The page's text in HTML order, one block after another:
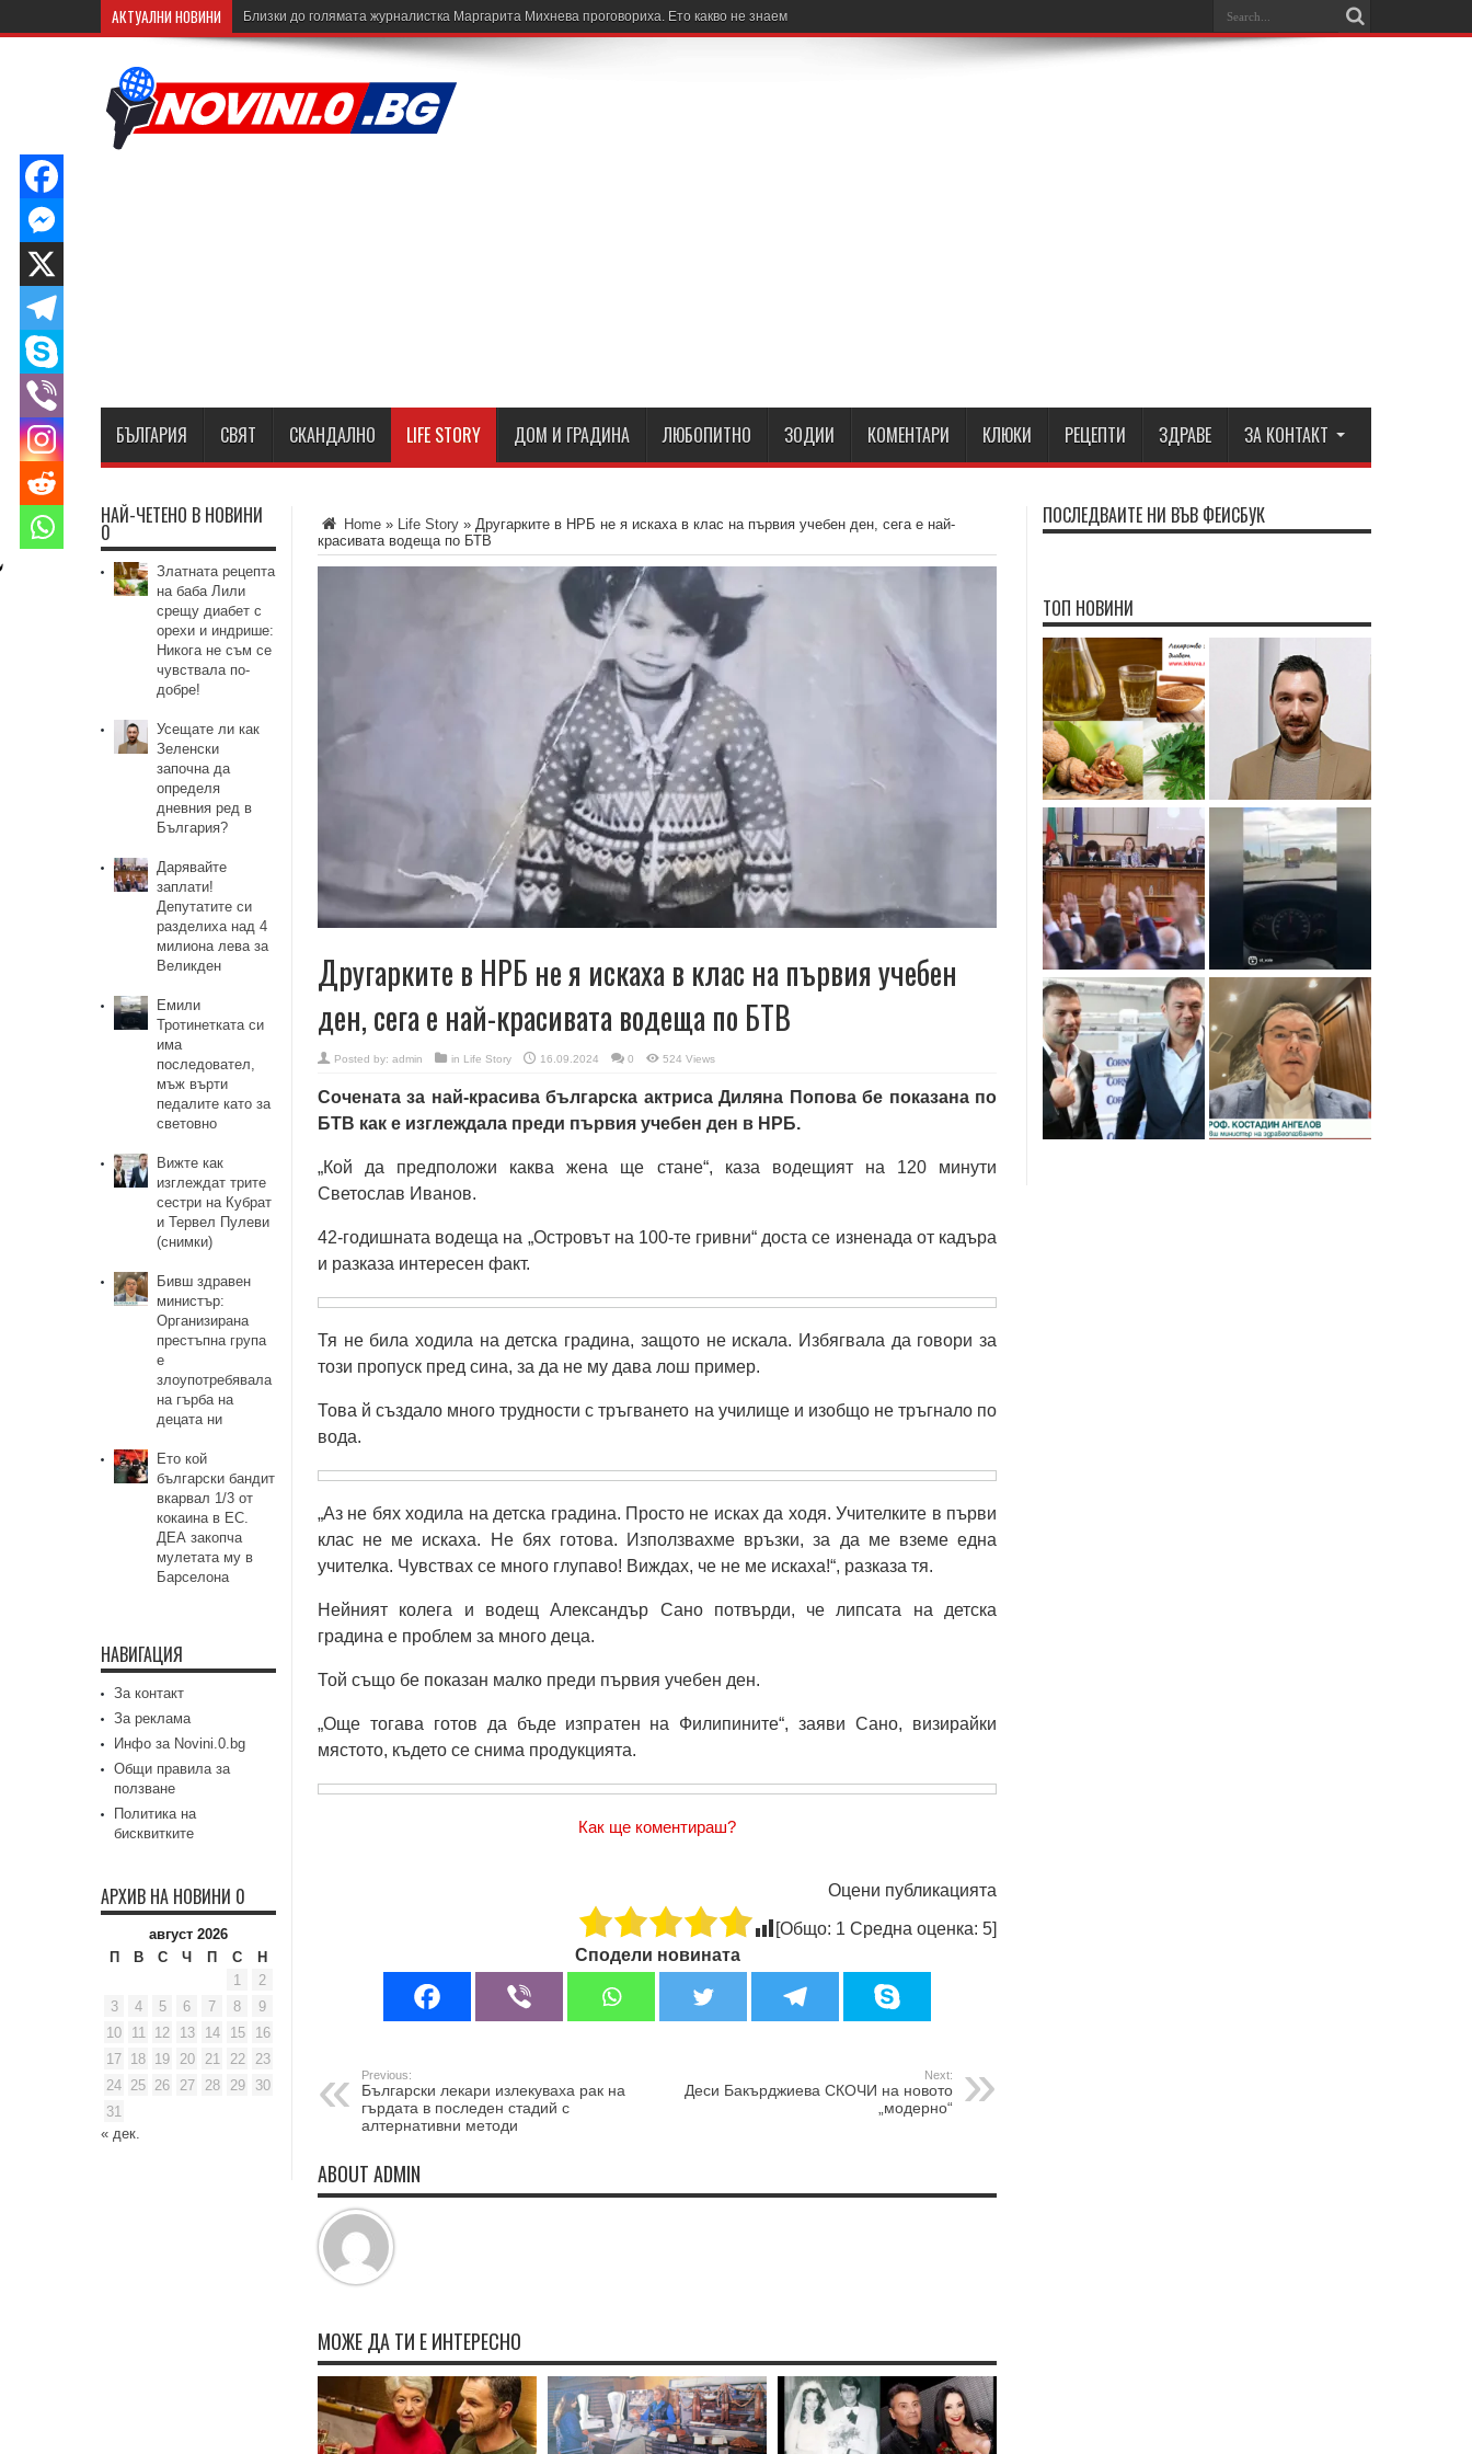
АКТУАЛНИ НОВИНИ Близки до голямата журналистка Маргарита Михнева проговориха. Ето какво не знаем
БЪЛГАРИЯ СВЯТ СКАНДАЛНО LIFE STORY ДОМ И ГРАДИНА ЛЮБОПИТНО ЗОДИИ КОМЕНТАРИ КЛЮКИ РЕЦЕПТИ ЗДРАВЕ ЗА КОНТАКТ
Home » Life Story » Другарките в НРБ не я искаха в клас на първия учебен ден, сега е най-
красивата водеща по БТВ
Другарките в НРБ не я искаха в клас на първия учебен
ден, сега е най-красивата водеща по БТВ
Posted by: admin in Life Story 16.09.2024 0 524 Views
Сочената за най-красива българска актриса Диляна Попова бе показана по
БТВ как е изглеждала преди първия учебен ден в НРБ.
„Кой да предположи каква жена ще стане“, каза водещият на 120 минути
Светослав Иванов.
42-годишната водеща на „Островът на 100-те гривни“ доста се изненада от кадъра
и разказа интересен факт.
Тя не била ходила на детска градина, защото не искала. Избягвала да говори за
този пропуск пред сина, за да не му дава лош пример.
Това й създало много трудности с тръгването на училище и изобщо не тръгнало по
вода.
„Аз не бях ходила на детска градина. Просто не исках да ходя. Учителките в първи
клас не ме искаха. Не бях готова. Използвахме връзки, за да ме вземе една
учителка. Чувствах се много глупаво! Виждах, че не ме искаха!“, разказа тя.
Нейният колега и водещ Александър Сано потвърди, че липсата на детска
градина е проблем за много деца.
Той също бе показан малко преди първия учебен ден.
„Още тогава готов да бъде изпратен на Филипините“, заяви Сано, визирайки
мястото, където се снима продукцията.
Как ще коментираш?
Оцени публикацията
[Общо: 1 Средна оценка: 5]
Сподели новината
Previous:
Български лекари излекуваха рак на
гърдата в последен стадий с
алтернативни методи
Next:
Деси Бакърджиева СКОЧИ на новото
„модерно“
ABOUT ADMIN
МОЖЕ ДА ТИ Е ИНТЕРЕСНО
НАЙ-ЧЕТЕНО В НОВИНИ
0
Златната рецепта
на баба Лили
срещу диабет с
орехи и индрише:
Никога не съм се
чувствала по-
добре!
Усещате ли как
Зеленски
започна да
определя
дневния ред в
България?
Дарявайте
заплати!
Депутатите си
разделиха над 4
милиона лева за
Великден
Емили
Тротинетката си
има
последовател,
мъж върти
педалите като за
световно
Вижте как
изглеждат трите
сестри на Кубрат
и Тервел Пулеви
(снимки)
Бивш здравен
министър:
Организирана
престъпна група
е
злоупотребявала
на гърба на
децата ни
Ето кой
български бандит
вкарвал 1/3 от
кокаина в ЕС.
ДЕА закопча
мулетата му в
Барселона
НАВИГАЦИЯ
За контакт
За реклама
Инфо за Novini.0.bg
Общи правила за
ползване
Политика на
бисквитките
АРХИВ НА НОВИНИ 0
август 2026
П
В С Ч П С
Н
1
2
3
4 5 6 7 8
9
10
11 12 13 14 15
16
17 18 19 20 21 22
23
24 25 26 27 28 29
30
31
« дек.
ПОСЛЕДВАЙТЕ НИ ВЪВ ФЕЙСБУК
ТОП НОВИНИ